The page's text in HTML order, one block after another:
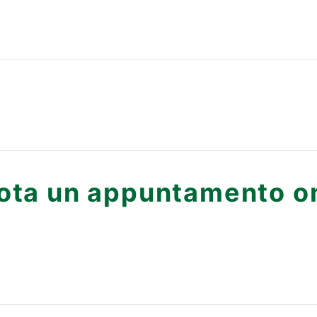
un appuntamento